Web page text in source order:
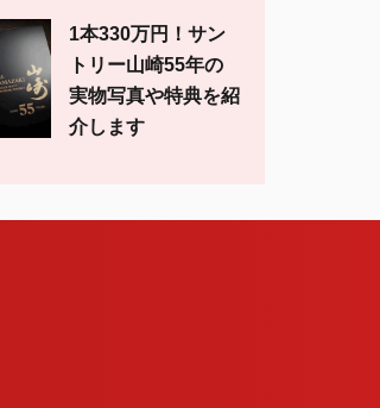
1本330万円！サン
トリー山崎55年の
実物写真や特典を紹
介します